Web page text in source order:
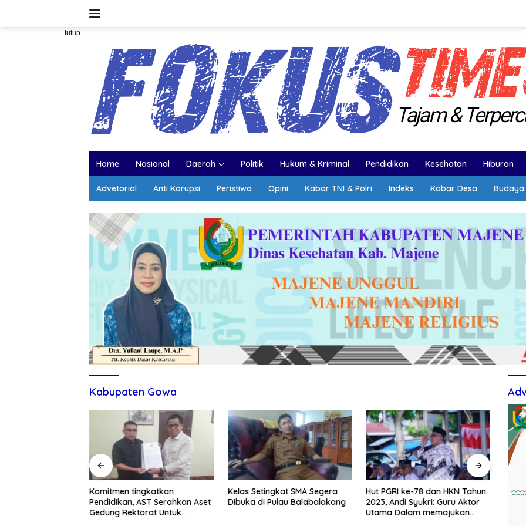
tutup
Home Nasional Daerah Politik Hukum & Kriminal Pendidikan Kesehatan Hiburan
Advetorial Anti Korupsi Peristiwa Opini Kabar TNI & Polri Indeks Kabar Desa Budaya
Kabupaten Gowa
Komitmen tingkatkan
Pendidikan, AST Serahkan Aset
Gedung Rektorat Untuk
Kelas Setingkat SMA Segera
Dibuka di Pulau Balabalakang
Hut PGRI ke-78 dan HKN Tahun
2023, Andi Syukri: Guru Aktor
Utama Dalam memajukan